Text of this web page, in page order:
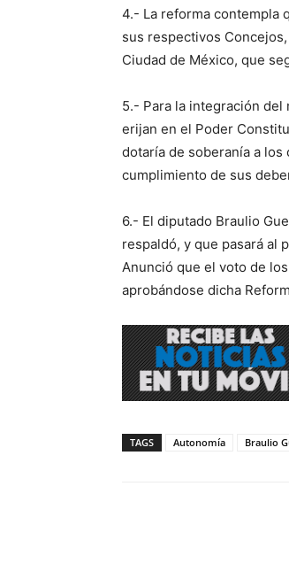
4.- La reforma contempla
sus respectivos
Ciudad de México, que
5.- Para la integración del
erijan en el Poder
dotaría de soberanía a los
cumplimiento de sus
6.- El diputado Braulio
respaldó, y que pasará al
Anunció que el voto de
aprobándose dicha
TAGS Autonomía Braulio